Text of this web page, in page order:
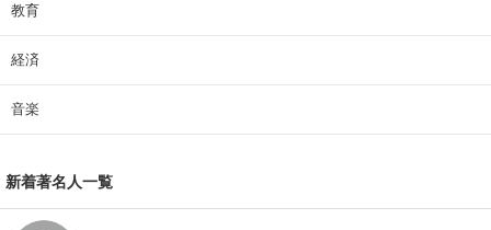
教育
経済
音楽
新着著名人一覧